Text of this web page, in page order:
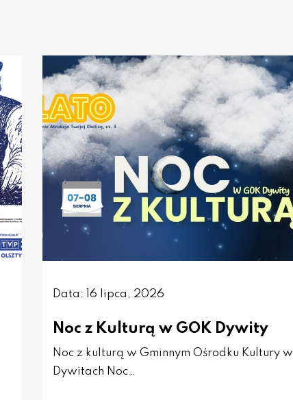
Data: 16 lipca, 2026
Noc z Kulturą w GOK Dywity
Noc z kulturą w Gminnym Ośrodku Kultury w
Dywitach Noc…